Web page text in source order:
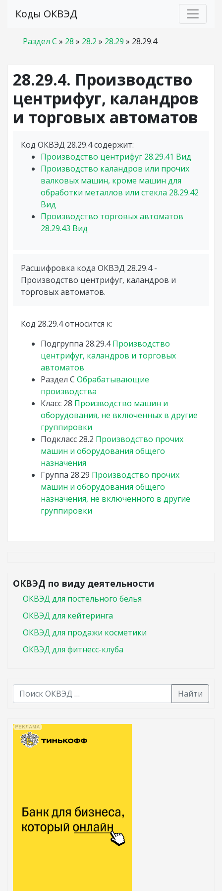
Коды ОКВЭД
Раздел C » 28 » 28.2 » 28.29 » 28.29.4
28.29.4. Производство
центрифуг, каландров
и торговых автоматов
Код ОКВЭД 28.29.4 содержит:
Производство центрифуг 28.29.41 Вид
Производство каландров или прочих
валковых машин, кроме машин для
обработки металлов или стекла 28.29.42
Вид
Производство торговых автоматов
28.29.43 Вид
Расшифровка кода ОКВЭД 28.29.4 -
Производство центрифуг, каландров и
торговых автоматов.
Код 28.29.4 относится к:
Подгруппа 28.29.4 Производство
центрифуг, каландров и торговых
автоматов
Раздел C Обрабатывающие
производства
Класс 28 Производство машин и
оборудования, не включенных в другие
группировки
Подкласс 28.2 Производство прочих
машин и оборудования общего
назначения
Группа 28.29 Производство прочих
машин и оборудования общего
назначения, не включенного в другие
группировки
ОКВЭД по виду деятельности
ОКВЭД для постельного белья
ОКВЭД для кейтеринга
ОКВЭД для продажи косметики
ОКВЭД для фитнесс-клуба
Найти
В списке найденных результатов используйте